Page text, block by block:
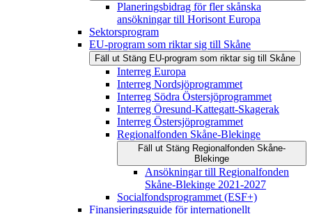
Planeringsbidrag för fler skånska
ansökningar till Horisont Europa
Sektorsprogram
EU-program som riktar sig till Skåne
Fäll ut Stäng EU-program som riktar sig till Skåne
Interreg Europa
Interreg Nordsjöprogrammet
Interreg Södra Östersjöprogrammet
Interreg Öresund-Kattegatt-Skagerak
Interreg Östersjöprogrammet
Regionalfonden Skåne-Blekinge
Fäll ut Stäng Regionalfonden Skåne-
Blekinge
Ansökningar till Regionalfonden
Skåne-Blekinge 2021-2027
Socialfondsprogrammet (ESF+)
Finansieringsguide för internationellt